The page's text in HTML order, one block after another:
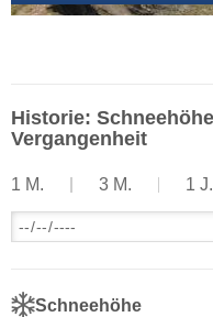
Historie:
Vergangenheit
1 M. 3 M. 1 J.
Schneehöhe